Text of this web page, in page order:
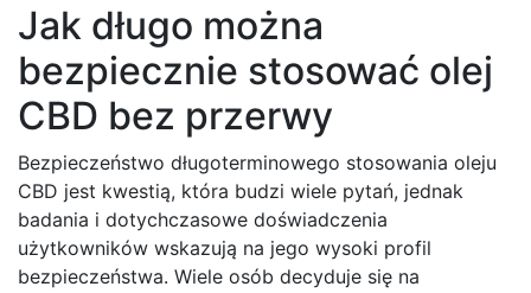
Jak długo można
bezpiecznie stosować olej
CBD bez przerwy
Bezpieczeństwo długoterminowego stosowania oleju
CBD jest kwestią, która budzi wiele pytań, jednak
badania i dotychczasowe doświadczenia
użytkowników wskazują na jego wysoki profil
bezpieczeństwa. Wiele osób decyduje się na